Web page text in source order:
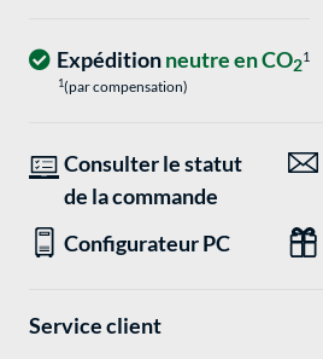
Expéditionneutre en CO21
1(par compensation)
Consulter le statut
de la commande
Configurateur PC
Service client